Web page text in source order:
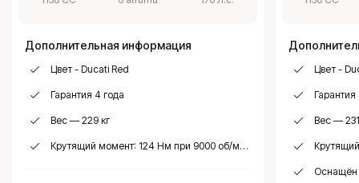
Дополнительная информация
Цвет - Ducati Red
Гарантия 4 года
Вес — 229 кг
Крутящий момент: 124 Нм при 9000 об/мин
Цвет -
Гарантия
Вес —
Оснащён